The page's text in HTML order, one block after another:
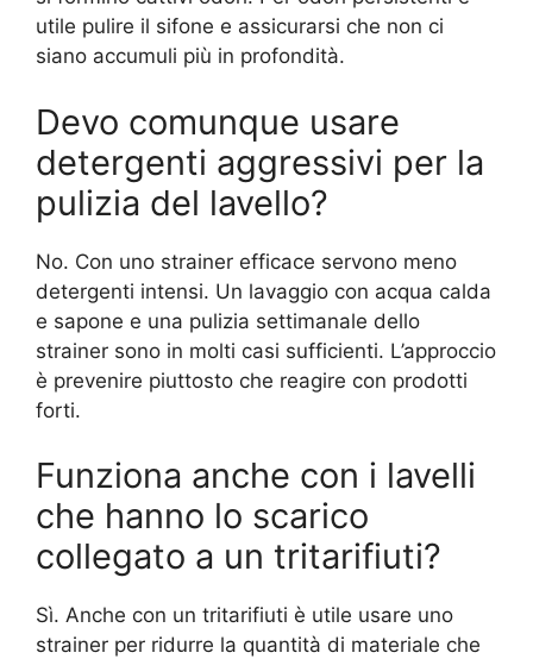
utile pulire il sifone e assicurarsi che non ci
siano accumuli più in profondità.
Devo comunque usare
detergenti aggressivi per la
pulizia del lavello?
No. Con uno strainer efficace servono meno
detergenti intensi. Un lavaggio con acqua calda
e sapone e una pulizia settimanale dello
strainer sono in molti casi sufficienti. L’approccio
è prevenire piuttosto che reagire con prodotti
forti.
Funziona anche con i lavelli
che hanno lo scarico
collegato a un tritarifiuti?
Sì. Anche con un tritarifiuti è utile usare uno
strainer per ridurre la quantità di materiale che